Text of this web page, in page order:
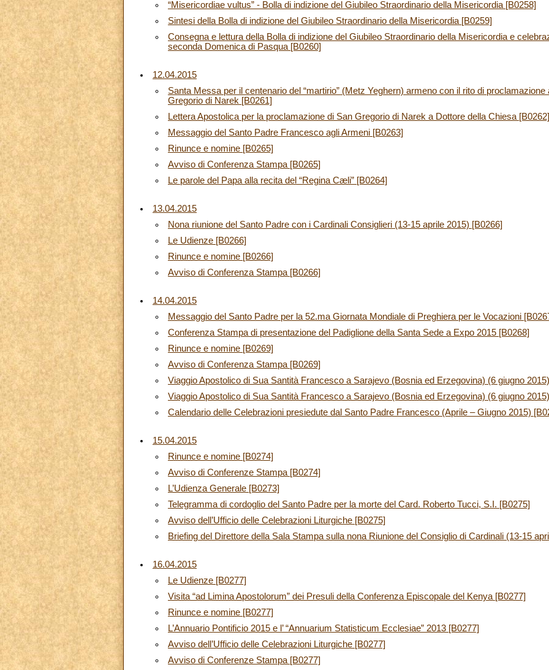
“Misericordiae vultus” - Bolla di indizione del Giubileo Straordinario della Misericordia [B0258]
Sintesi della Bolla di indizione del Giubileo Straordinario della Misericordia [B0259]
Consegna e lettura della Bolla di indizione del Giubileo Straordinario della Misericordia e
seconda Domenica di Pasqua [B0260]
12.04.2015
Santa Messa per il centenario del “martirio” (Metz Yeghern) armeno con il rito di
Gregorio di Narek [B0261]
Lettera Apostolica per la proclamazione di San Gregorio di Narek a Dottore della Chiesa [B0262]
Messaggio del Santo Padre Francesco agli Armeni [B0263]
Rinunce e nomine [B0265]
Avviso di Conferenza Stampa [B0265]
Le parole del Papa alla recita del “Regina Cæli” [B0264]
13.04.2015
Nona riunione del Santo Padre con i Cardinali Consiglieri (13-15 aprile 2015) [B0266]
Le Udienze [B0266]
Rinunce e nomine [B0266]
Avviso di Conferenza Stampa [B0266]
14.04.2015
Messaggio del Santo Padre per la 52.ma Giornata Mondiale di Preghiera per le Vocazioni
Conferenza Stampa di presentazione del Padiglione della Santa Sede a Expo 2015 [B0268]
Rinunce e nomine [B0269]
Avviso di Conferenza Stampa [B0269]
Viaggio Apostolico di Sua Santità Francesco a Sarajevo (Bosnia ed Erzegovina) (6 giugno
Viaggio Apostolico di Sua Santità Francesco a Sarajevo (Bosnia ed Erzegovina) (6 giugno
Calendario delle Celebrazioni presiedute dal Santo Padre Francesco (Aprile – Giugno 2015)
15.04.2015
Rinunce e nomine [B0274]
Avviso di Conferenze Stampa [B0274]
L’Udienza Generale [B0273]
Telegramma di cordoglio del Santo Padre per la morte del Card. Roberto Tucci, S.I. [B0275]
Avviso dell’Ufficio delle Celebrazioni Liturgiche [B0275]
Briefing del Direttore della Sala Stampa sulla nona Riunione del Consiglio di Cardinali (13-15
16.04.2015
Le Udienze [B0277]
Visita “ad Limina Apostolorum” dei Presuli della Conferenza Episcopale del Kenya [B0277]
Rinunce e nomine [B0277]
L’Annuario Pontificio 2015 e l’ “Annuarium Statisticum Ecclesiae” 2013 [B0277]
Avviso dell’Ufficio delle Celebrazioni Liturgiche [B0277]
Avviso di Conferenze Stampa [B0277]